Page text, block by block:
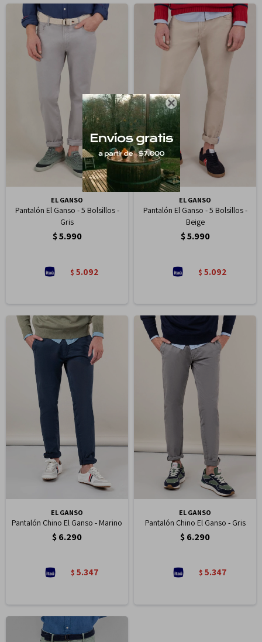

EL GANSO
Pantalón El Ganso - 5 Bolsillos -
Gris
$5.990
$ 5.092
EL GANSO
Pantalón El Ganso - 5 Bolsillos -
Beige
$5.990
$ 5.092
EL GANSO
Pantalón Chino El Ganso - Marino
$6.290
$ 5.347
EL GANSO
Pantalón Chino El Ganso - Gris
$6.290
$ 5.347